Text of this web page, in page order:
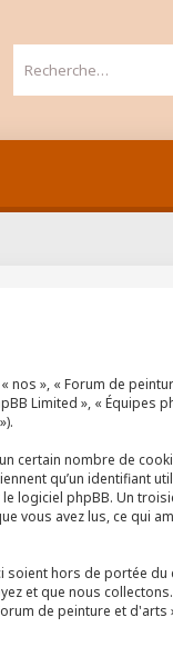
nos », « Forum de
Limited », « Équipes
certain nombre de
qu’un identifiant
logiciel phpBB. Un
vous avez lus, ce qui
soient hors de portée
et que nous
de peinture et